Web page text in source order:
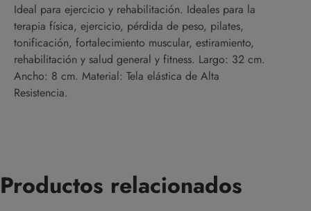
Ideal para ejercicio y rehabilitación. Ideales para la
terapia física, ejercicio, pérdida de peso, pilates,
tonificación, fortalecimiento muscular, estiramiento,
rehabilitación y salud general y fitness. Largo: 32 cm.
Ancho: 8 cm. Material: Tela elástica de Alta
Resistencia.
Productos relacionados